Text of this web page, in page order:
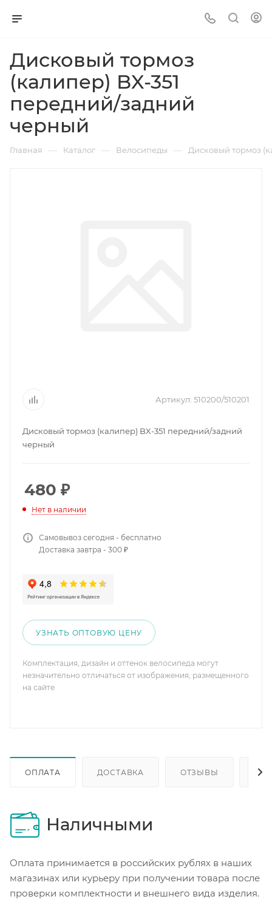
Дисковый тормоз
(калипер) BX-351
передний/задний
черный
Главная — Каталог — Велосипеды — Дисковый тормоз
Артикул: 510200/510201
Дисковый тормоз (калипер) BX-351 передний/задний
черный
480 ₽
Нет в наличии
Самовывоз сегодня - бесплатно
Доставка завтра - 300 ₽
УЗНАТЬ ОПТОВУЮ ЦЕНУ
Комплектация, дизайн и оттенок велосипеда могут
незначительно отличаться от изображения, размещенного
на сайте
ОПЛАТА ДОСТАВКА ОТЗЫВЫ
Наличными
Оплата принимается в российских рублях в наших
магазинах или курьеру при получении товара после
проверки комплектности и внешнего вида изделия.